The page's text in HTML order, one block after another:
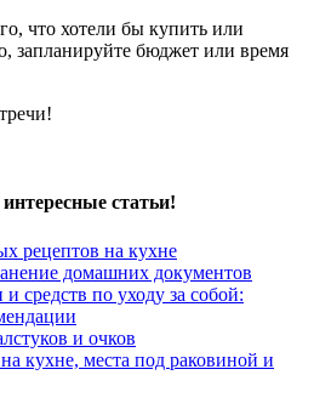
что хотели бы купить или
запланируйте бюджет или время
статьи!
рецептов на кухне
домашних документов
средств по уходу за собой:
и очков
кухне, места под раковиной и